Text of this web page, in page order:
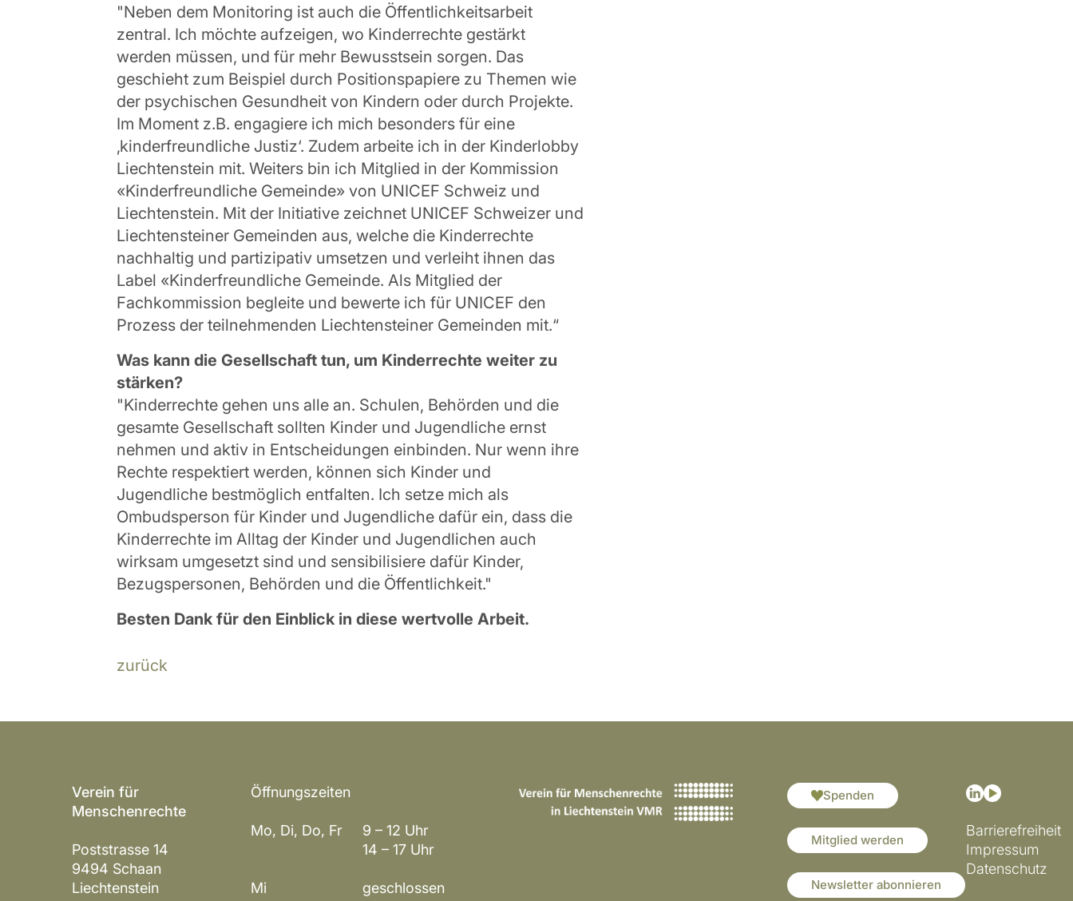
"Neben dem Monitoring ist auch die Öffentlichkeitsarbeit
zentral. Ich möchte aufzeigen, wo Kinderrechte gestärkt
werden müssen, und für mehr Bewusstsein sorgen. Das
geschieht zum Beispiel durch Positionspapiere zu Themen wie
der psychischen Gesundheit von Kindern oder durch Projekte.
Im Moment z.B. engagiere ich mich besonders für eine
‚kinderfreundliche Justiz‘. Zudem arbeite ich in der Kinderlobby
Liechtenstein mit. Weiters bin ich Mitglied in der Kommission
«Kinderfreundliche Gemeinde» von UNICEF Schweiz und
Liechtenstein. Mit der Initiative zeichnet UNICEF Schweizer und
Liechtensteiner Gemeinden aus, welche die Kinderrechte
nachhaltig und partizipativ umsetzen und verleiht ihnen das
Label «Kinderfreundliche Gemeinde. Als Mitglied der
Fachkommission begleite und bewerte ich für UNICEF den
Prozess der teilnehmenden Liechtensteiner Gemeinden mit.“
Was kann die Gesellschaft tun, um Kinderrechte weiter zu
stärken?
"Kinderrechte gehen uns alle an. Schulen, Behörden und die
gesamte Gesellschaft sollten Kinder und Jugendliche ernst
nehmen und aktiv in Entscheidungen einbinden. Nur wenn ihre
Rechte respektiert werden, können sich Kinder und
Jugendliche bestmöglich entfalten. Ich setze mich als
Ombudsperson für Kinder und Jugendliche dafür ein, dass die
Kinderrechte im Alltag der Kinder und Jugendlichen auch
wirksam umgesetzt sind und sensibilisiere dafür Kinder,
Bezugspersonen, Behörden und die Öffentlichkeit."
Besten Dank für den Einblick in diese wertvolle Arbeit.
zurück
Verein für
Menschenrechte
Poststrasse 14
9494 Schaan
Liechtenstein
Öffnungszeiten
Mo, Di, Do, Fr 9 – 12 Uhr
14 – 17 Uhr
Mi geschlossen
Spenden
Mitglied werden
Newsletter abonnieren
Barrierefreiheit
Impressum
Datenschutz